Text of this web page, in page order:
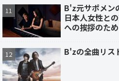
B'z元サポメン
日本人女性と
への挨拶のため
B'zの全曲リス